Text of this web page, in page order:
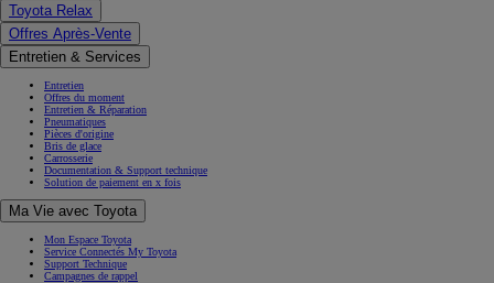
Toyota Relax
Offres Après-Vente
Entretien & Services
Entretien
Offres du moment
Entretien & Réparation
Pneumatiques
Pièces d'origine
Bris de glace
Carrosserie
Documentation & Support technique
Solution de paiement en x fois
Ma Vie avec Toyota
Mon Espace Toyota
Service Connectés My Toyota
Support Technique
Campagnes de rappel